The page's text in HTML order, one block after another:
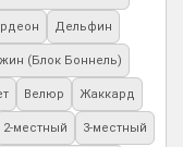
Дельфин
(Блок Боннель)
Велюр Жаккард
2-местный 3-местный